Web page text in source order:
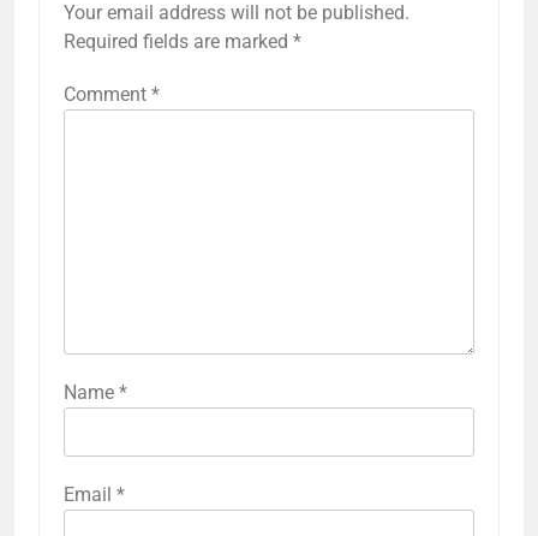
Your email address will not be published.
Required fields are marked *
Comment *
Name *
Email *